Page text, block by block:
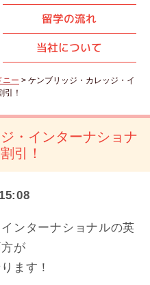
留学の流れ
当社について
ニー > ケンブリッジ・カレッジ・イ
引！
・インターナショナ
引！
ンターナショナルの英
が
ます！